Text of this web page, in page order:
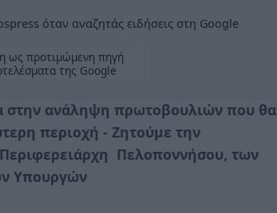
όταν αναζητάς ειδήσεις στη Google
ως προτιμώμενη πηγή
της Google
στην ανάληψη πρωτοβουλιών που θα
περιοχή - Ζητούμε την
Πελοποννήσου, των
Υπουργών